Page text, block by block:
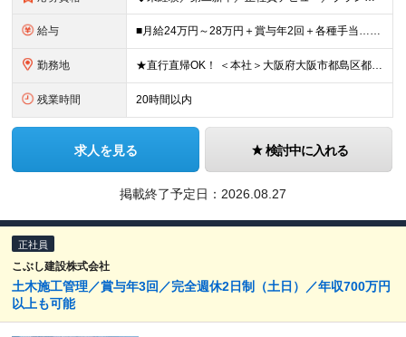
給与 ■月給24万円～28万円＋賞与年2回＋各種手当…＜未経験＞ ■月給28万円～＋賞与年2回＋各種手当…＜消防設備点検経験者※甲種消防設備士取得者＞ ※残業代は全額支給します（事前申請にて要許可） ※
勤務地 ★直行直帰OK！ ＜本社＞大阪府大阪市都島区都島南通1丁目14－4 ●基本的に日中は外出しているので、お昼ご飯は車や作業場でゆっくり食べることが多いです。 ※(変更の範囲)上記を除く当社関連勤
残業時間 20時間以内
求人を見る 検討中に入れる
掲載終了予定日： 2026.08.27
正社員
こぶし建設株式会社
土木施工管理／賞与年3回／完全週休2日制（土日）／年収700万円
以上も可能